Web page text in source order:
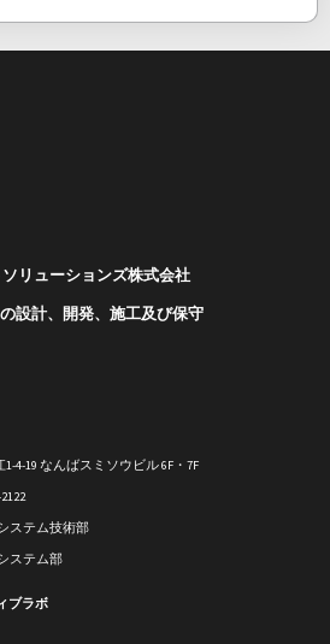
リューションズ株式会社
設計、開発、施工及び保守
4-19 なんばスミソウビル 6F・7F
ステム技術部
ステム部
ブラボ